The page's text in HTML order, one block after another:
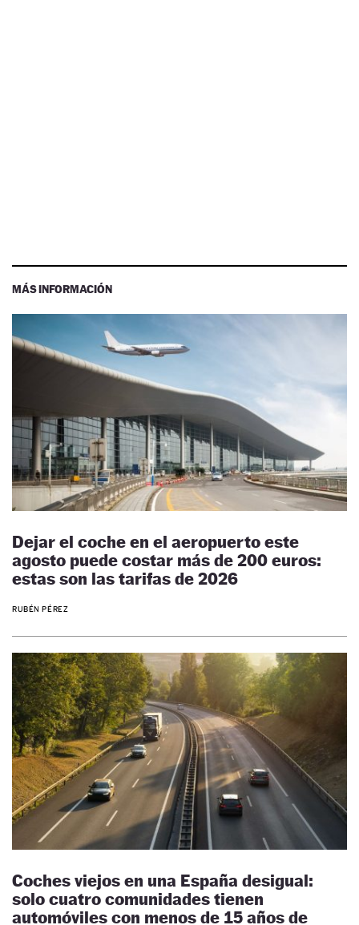
MÁS INFORMACIÓN
Dejar el coche en el aeropuerto este
agosto puede costar más de 200 euros:
estas son las tarifas de 2026
RUBÉN PÉREZ
Coches viejos en una España desigual:
solo cuatro comunidades tienen
automóviles con menos de 15 años de